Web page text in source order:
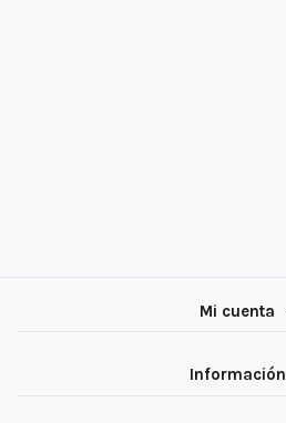
Mi cuenta
Información